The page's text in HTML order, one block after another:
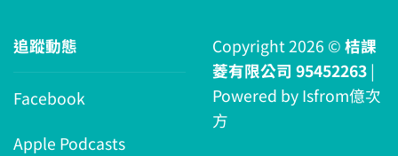
追蹤動態
Facebook
Apple Podcasts
Copyright 2026 © 桔課
菱有限公司 95452263 |
Powered by Isfrom億次
方